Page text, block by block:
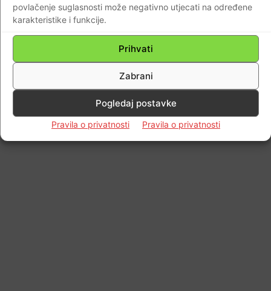
povlačenje suglasnosti može negativno utjecati na određene
karakteristike i funkcije.
Prihvati
Zabrani
Pogledaj postavke
Pravila o privatnosti Pravila o privatnosti
Kontaktirajte nas
© Newspaper WordPress Theme by TagDiv